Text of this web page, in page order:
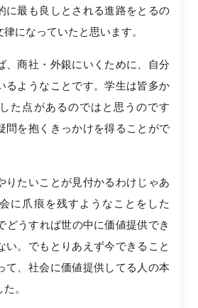
に最も良しとされる進路をとるの
になっていたと思います。
、商社・外銀にいくために、自分
るようなことです。学生は皆多か
た点があるのではと思うのです
問を抱くきっかけを得ることがで
りたいことが見付かるわけじゃあ
に爪痕を残すようなことをした
どうすれば世の中に価値提供でき
い。でもとりあえず今できること
て、社会に価値提供してる人の本
。